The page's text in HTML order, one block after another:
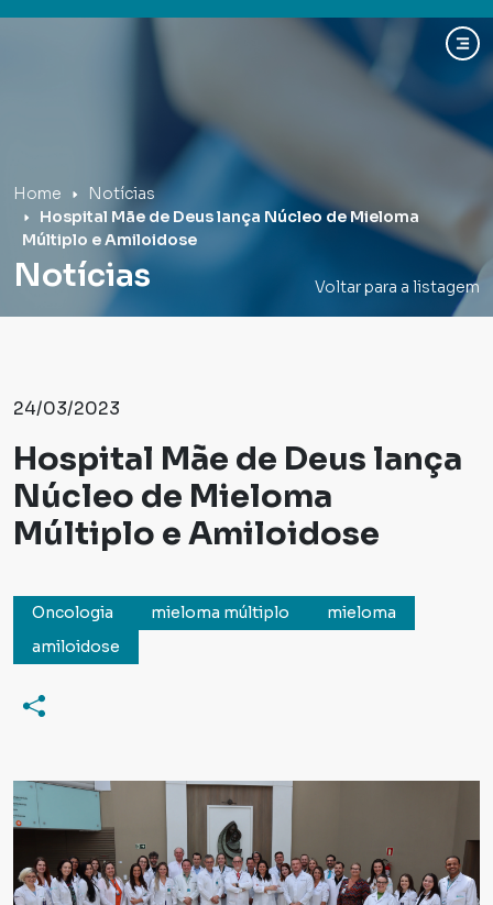
Home
Notícias
Hospital Mãe de Deus lança Núcleo de Mieloma
Múltiplo e Amiloidose
Notícias Voltar para a listagem
24/03/2023
Hospital Mãe de Deus lança
Núcleo de Mieloma
Múltiplo e Amiloidose
Oncologia mieloma múltiplo
mieloma
amiloidose